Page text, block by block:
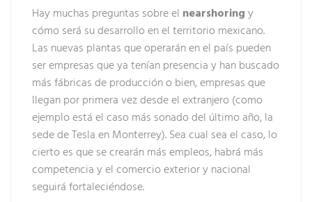
Hay muchas preguntas sobre el nearshoringy
cómo será su desarrollo en el territorio mexicano.
Las nuevas plantas que operarán en el país pueden
ser empresas que ya tenían presencia y han buscado
más fábricas de producción o bien, empresas que
llegan por primera vez desde el extranjero (como
ejemplo está el caso más sonado del último año, la
sede de Tesla en Monterrey). Sea cual sea el caso, lo
cierto es que se crearán más empleos, habrá más
competencia y el comercio exterior y nacional
seguirá fortaleciéndose.